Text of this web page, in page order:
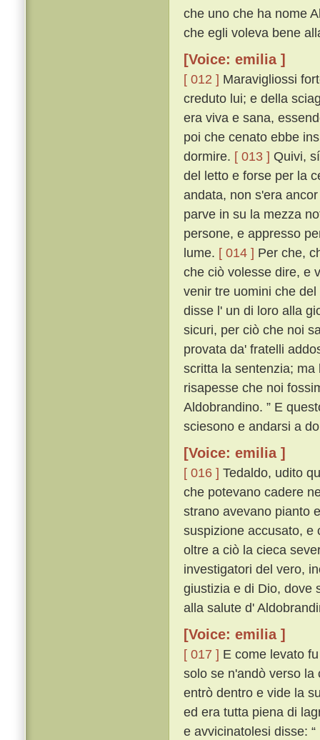
che uno che ha nome
che egli voleva bene
[Voice: emilia ]
[ 012 ] Maravigliossi
creduto lui; e della
era viva e sana,
poi che cenato ebbe
dormire. [ 013 ] Quivi,
del letto e forse per la
andata, non s'era
parve in su la mezza
persone, e appresso
lume. [ 014 ] Per che,
che ciò volesse dire, e
venir tre uomini che
disse l' un di loro alla
sicuri, per ciò che noi
provata da' fratelli
scritta la sentenzia;
risapesse che noi
Aldobrandino. ” E
sciesono e andarsi a
[Voice: emilia ]
[ 016 ] Tedaldo, udito
che potevano cadere
strano avevano pianto
suspizione accusato, e
oltre a ciò la cieca
investigatori del vero,
giustizia e di Dio, dove
alla salute d'
[Voice: emilia ]
[ 017 ] E come levato
solo se n'andò verso
entrò dentro e vide la
ed era tutta piena di
e avvicinatolesi disse: